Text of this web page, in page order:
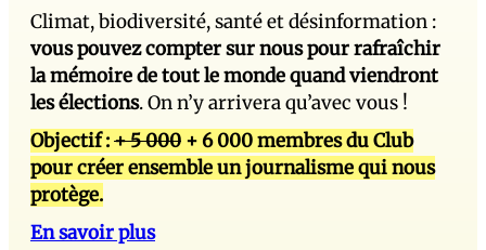
Climat, biodiversité, santé et désinformation :
vous pouvez compter sur nous pour rafraîchir
la mémoire de tout le monde quand viendront
les élections. On n’y arrivera qu’avec vous !
Objectif :+ 5 000 + 6 000 membres du Club
pour créer ensemble un journalisme qui nous
protège.
En savoir plus